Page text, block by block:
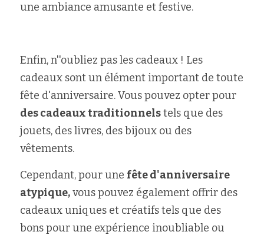
une ambiance amusante et festive.
Enfin, n''oubliez pas les cadeaux ! Les
cadeaux sont un élément important de toute
des cadeaux traditionnels tels que des
jouets, des livres, des bijoux ou des
vêtements.
Cependant, pour une fête d'anniversaire
atypique, vous pouvez également offrir des
cadeaux uniques et créatifs tels que des
bons pour une expérience inoubliable ou